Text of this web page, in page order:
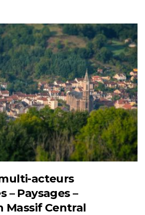
acteurs
Paysages –
Massif Central